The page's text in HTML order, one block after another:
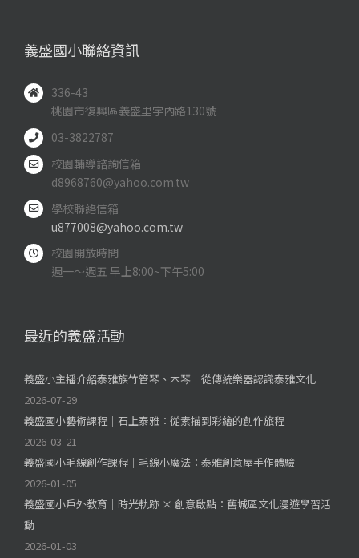
義盛國小聯絡資訊
336-43
桃園市復興區義盛里宇內路130號
03-3822787
校園輔導諮詢信箱
d8968760@yahoo.com.tw
學校聯絡信箱
u877008@yahoo.com.tw
校園開放時間
週一～週五 早上8:00~下午5:00
最近的義盛活動
義盛小主播介紹泰雅族竹管琴、木琴｜從傳統樂器認識泰雅文化
2026-07-29
義盛國小藝術課程｜石上泰雅：從素描到彩繪的創作旅程
2026-03-21
義盛國小毛線創作課程｜毛線小魔法：泰雅創意屋手作體驗
2026-01-05
義盛國小戶外教育｜時光軌跡 × 創意啟點：舊城區文化漫遊學習活
動
2026-01-03